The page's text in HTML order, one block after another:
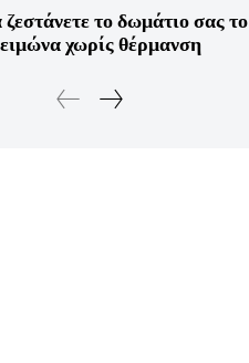
το δωμάτιο σας το
χωρίς θέρμανση